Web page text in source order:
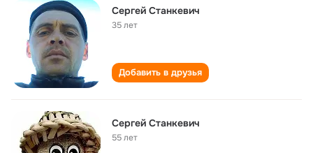
Сергей Станкевич
35 лет
Добавить в друзья
Сергей Станкевич
55 лет